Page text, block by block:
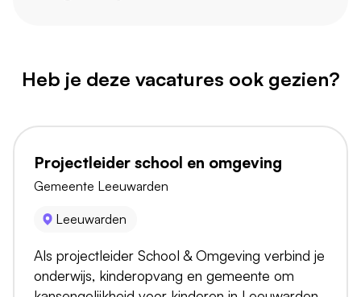
Heb je deze vacatures ook gezien?
Projectleider school en omgeving
Gemeente Leeuwarden
Leeuwarden
Als projectleider School & Omgeving verbind je
onderwijs, kinderopvang en gemeente om